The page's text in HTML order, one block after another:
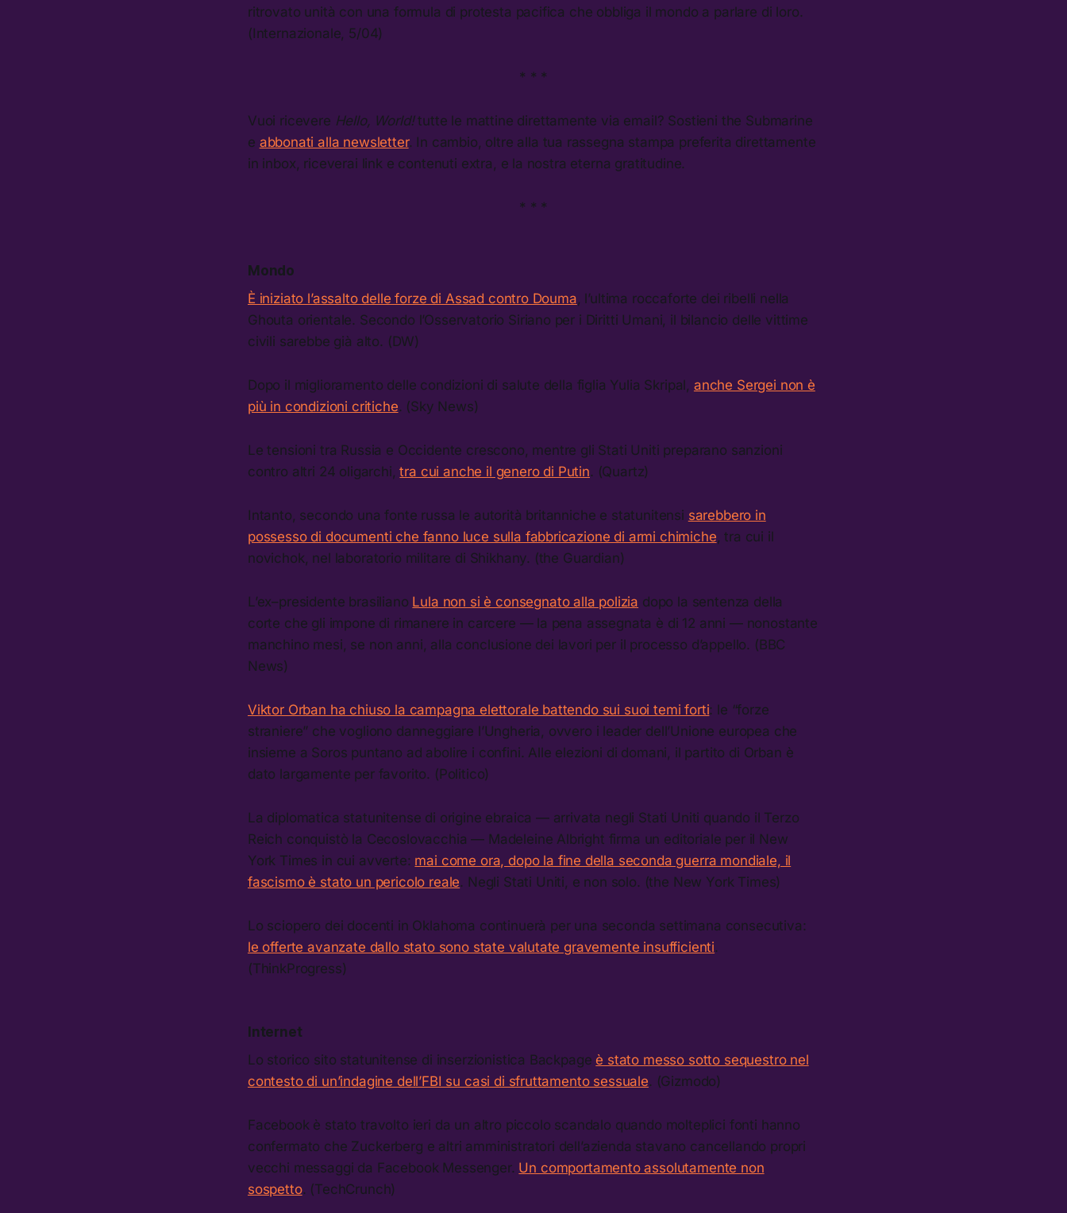
ritrovato unità con una formula di protesta pacifica che obbliga il mondo a parlare di loro.
(Internazionale, 5/04)
* * *
Vuoi ricevere Hello, World!tutte le mattine direttamente via email? Sostieni the Submarine
e abbonati alla newsletter. In cambio, oltre alla tua rassegna stampa preferita direttamente
in inbox, riceverai link e contenuti extra, e la nostra eterna gratitudine.
* * *
Mondo
È iniziato l’assalto delle forze di Assad contro Douma, l’ultima roccaforte dei ribelli nella
Ghouta orientale. Secondo l’Osservatorio Siriano per i Diritti Umani, il bilancio delle vittime
civili sarebbe già alto. (DW)
Dopo il miglioramento delle condizioni di salute della figlia Yulia Skripal, anche Sergei non è
più in condizioni critiche. (Sky News)
Le tensioni tra Russia e Occidente crescono, mentre gli Stati Uniti preparano sanzioni
contro altri 24 oligarchi,tra cui anche il genero di Putin. (Quartz)
Intanto, secondo una fonte russa le autorità britanniche e statunitensi sarebbero in
possesso di documenti che fanno luce sulla fabbricazione di armi chimiche, tra cui il
novichok, nel laboratorio militare di Shikhany. (the Guardian)
L’ex–presidente brasiliano Lula non si è consegnato alla polizia dopo la sentenza della
corte che gli impone di rimanere in carcere — la pena assegnata è di 12 anni — nonostante
manchino mesi, se non anni, alla conclusione dei lavori per il processo d’appello. (BBC
News)
Viktor Orban ha chiuso la campagna elettorale battendo sui suoi temi forti: le “forze
straniere” che vogliono danneggiare l’Ungheria, ovvero i leader dell’Unione europea che
insieme a Soros puntano ad abolire i confini. Alle elezioni di domani, il partito di Orban è
dato largamente per favorito. (Politico)
La diplomatica statunitense di origine ebraica — arrivata negli Stati Uniti quando il Terzo
Reich conquistò la Cecoslovacchia — Madeleine Albright firma un editoriale per il New
York Times in cui avverte: mai come ora, dopo la fine della seconda guerra mondiale, il
fascismo è stato un pericolo reale. Negli Stati Uniti, e non solo. (the New York Times)
Lo sciopero dei docenti in Oklahoma continuerà per una seconda settimana consecutiva:
le offerte avanzate dallo stato sono state valutate gravemente insufficienti.
(ThinkProgress)
Internet
Lo storico sito statunitense di inserzionistica Backpage è stato messo sotto sequestro nel
contesto di un’indagine dell’FBI su casi di sfruttamento sessuale. (Gizmodo)
Facebook è stato travolto ieri da un altro piccolo scandalo quando molteplici fonti hanno
confermato che Zuckerberg e altri amministratori dell’azienda stavano cancellando propri
vecchi messaggi da Facebook Messenger. Un comportamento assolutamente non
sospetto. (TechCrunch)